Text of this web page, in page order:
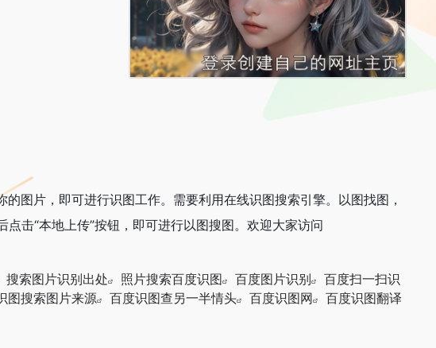
图片，即可进行识图工作。需要利用在线识图搜索引擎。以图找图，
击“本地上传”按钮，即可进行以图搜图。欢迎大家访问
搜索图片识别出处 照片搜索百度识图 百度图片识别
百度扫一扫识
图搜索图片来源 百度识图查另一半情头 百度识图网
百度识图翻译